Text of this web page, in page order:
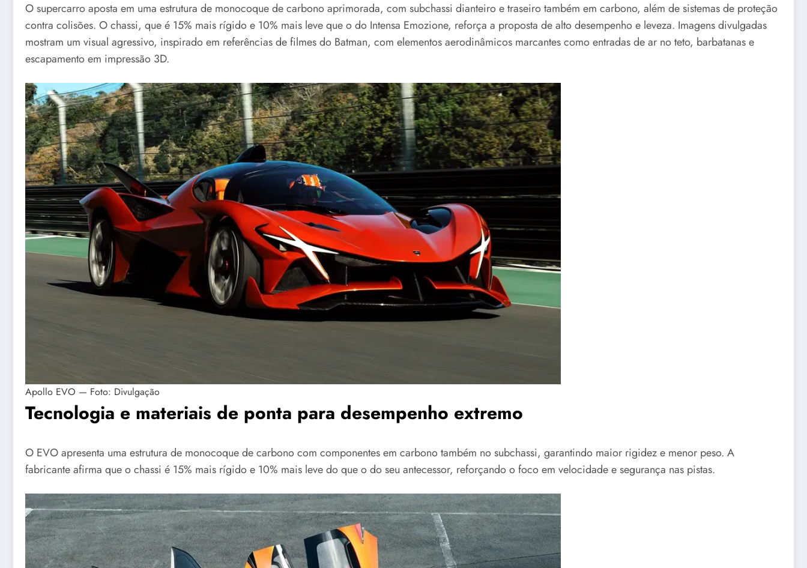
O supercarro aposta em uma estrutura de monocoque de carbono aprimorada, com subchassi dianteiro e traseiro também em carbono, além de sistemas de proteção
contra colisões. O chassi, que é 15% mais rígido e 10% mais leve que o do Intensa Emozione, reforça a proposta de alto desempenho e leveza. Imagens divulgadas
mostram um visual agressivo, inspirado em referências de filmes do Batman, com elementos aerodinâmicos marcantes como entradas de ar no teto, barbatanas e
escapamento em impressão 3D.
Apollo EVO — Foto: Divulgação
Tecnologia e materiais de ponta para desempenho extremo
O EVO apresenta uma estrutura de monocoque de carbono com componentes em carbono também no subchassi, garantindo maior rigidez e menor peso. A
fabricante afirma que o chassi é 15% mais rígido e 10% mais leve do que o do seu antecessor, reforçando o foco em velocidade e segurança nas pistas.